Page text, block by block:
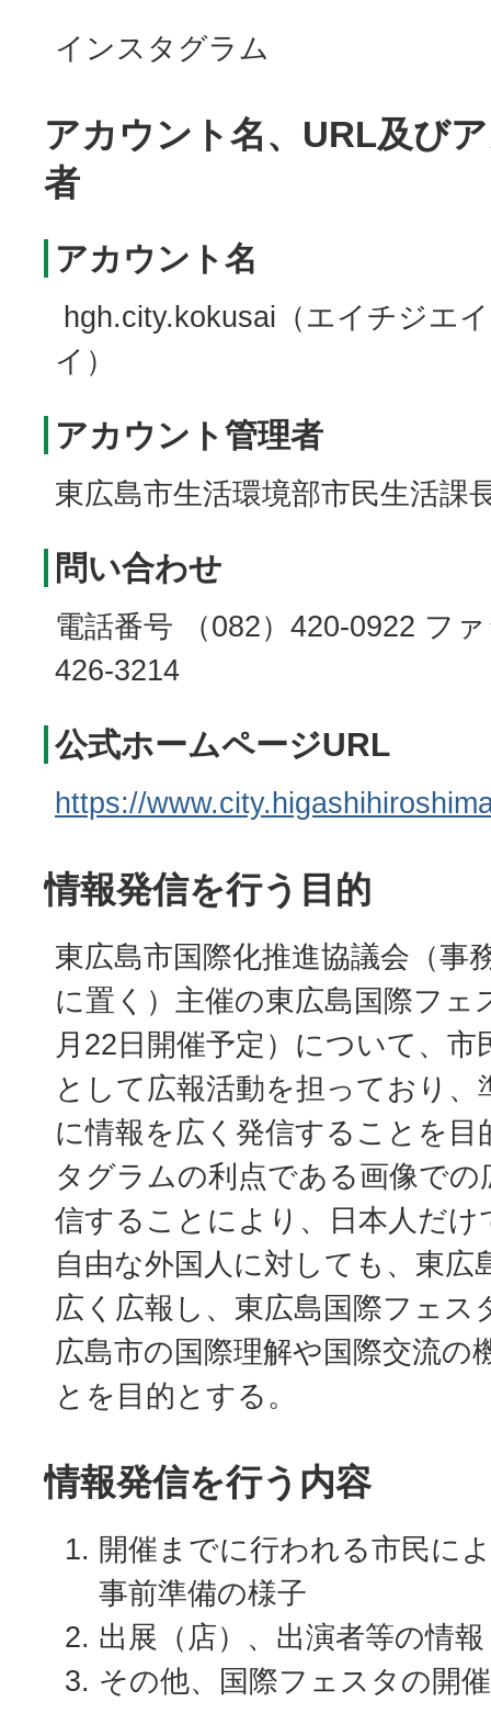
インスタグラム
アカウント名、URL及び
者
アカウント名
hgh.city.kokusai（エイチジエ
イ）
アカウント管理者
東広島市生活環境部市民生活課
問い合わせ
電話番号 （082）420-0922 フ
426-3214
公式ホームページURL
https://
情報発信を行う目的
東広島市国際化推進協議会（事
に置く）主催の東広島国際フェ
月22日開催予定）について、市
として広報活動を担っており、
に情報を広く発信することを
タグラムの利点である画像での
信することにより、日本人だけ
自由な外国人に対しても、東広
広く広報し、東広島国際フェス
広島市の国際理解や国際交流の
とを目的とする。
情報発信を行う内容
開催までに行われる市民に
事前準備の様子
出展（店）、出演者等の情
その他、国際フェスタの開